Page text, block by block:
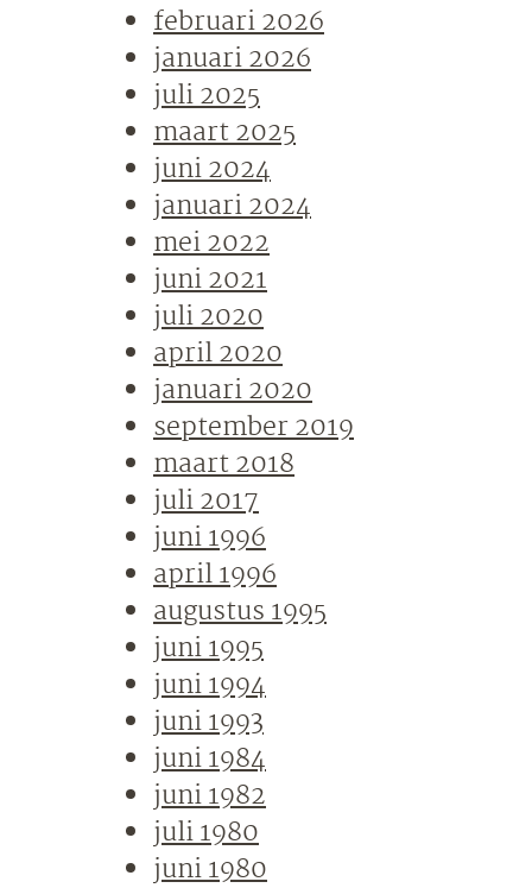
februari 2026
januari 2026
juli 2025
maart 2025
juni 2024
januari 2024
mei 2022
juni 2021
juli 2020
april 2020
januari 2020
september 2019
maart 2018
juli 2017
juni 1996
april 1996
augustus 1995
juni 1995
juni 1994
juni 1993
juni 1984
juni 1982
juli 1980
juni 1980